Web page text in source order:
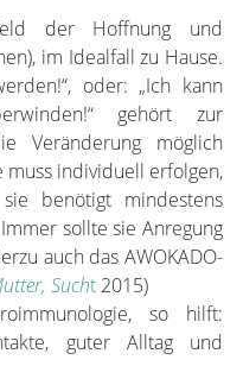
der Hoffnung und
im Idealfall zu Hause.
oder: „Ich kann
gehört zur
Veränderung möglich
individuell erfolgen,
benötigt mindestens
sollte sie Anregung
auch das AWOKADO-
Sucht 2015)
so hilft:
guter Alltag und